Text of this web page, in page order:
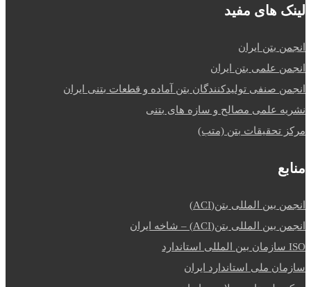
لینک های مفید
انجمن بتن ایران
انجمن علمی بتن ایران
انجمن صنفی تولیدکنندگان بتن آماده و قطعات بتنی ایران
نشریه علمی مصالح و سازه های بتنی
مرکز تحقیقات بتن (متب)
منابع
انجمن بین المللی بتن(ACI)
انجمن بین المللی بتن(ACI) – شاخه ایران
ISO سازمان بین المللی استاندارد
سازمان ملی استاندارد ایران